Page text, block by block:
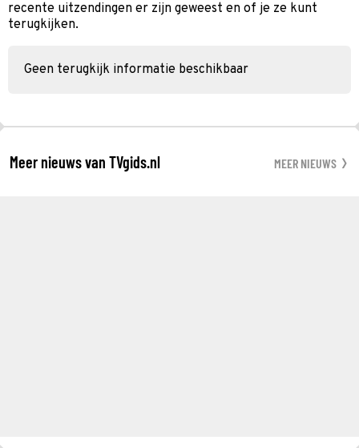
recente uitzendingen er zijn geweest en of je ze kunt
terugkijken.
Geen terugkijk informatie beschikbaar
Meer nieuws van TVgids.nl MEER NIEUWS